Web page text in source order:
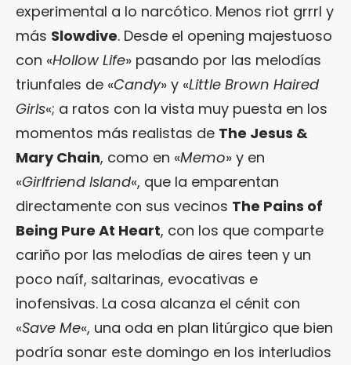
experimental a lo narcótico. Menos riot grrrl y
más Slowdive. Desde el opening majestuoso
con «Hollow Life» pasando por las melodías
triunfales de «Candy» y «Little Brown Haired
Girls«; a ratos con la vista muy puesta en los
momentos más realistas de The Jesus &
Mary Chain, como en «Memo» y en
«Girlfriend Island«, que la emparentan
directamente con sus vecinos The Pains of
Being Pure At Heart, con los que comparte
cariño por las melodías de aires teen y un
poco naíf, saltarinas, evocativas e
inofensivas. La cosa alcanza el cénit con
«Save Me«, una oda en plan litúrgico que bien
podría sonar este domingo en los interludios